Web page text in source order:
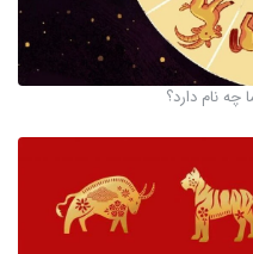
چه نام دارد؟